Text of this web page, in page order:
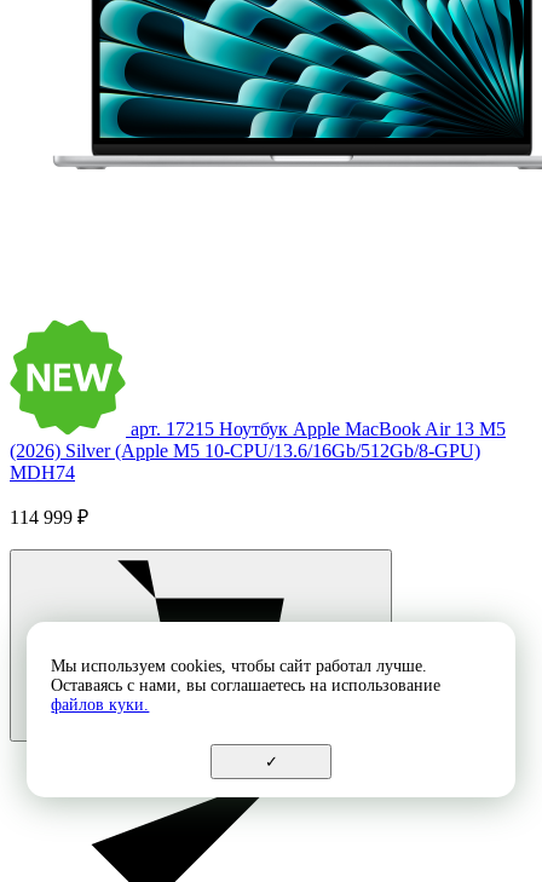
арт. 17215 Ноутбук Apple MacBook Air 13 M5
(2026) Silver (Apple M5 10-CPU/13.6/16Gb/512Gb/8-GPU)
MDH74
114 999 ₽
Мы используем cookies, чтобы сайт работал лучше.
Оставаясь с нами, вы соглашаетесь на использование
файлов куки.
✓